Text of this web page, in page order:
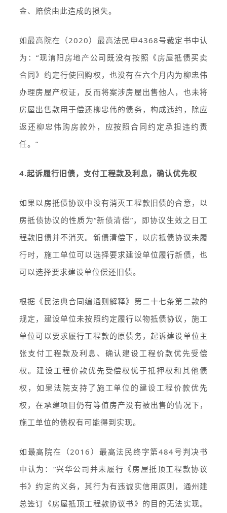
金、赔偿由此造成的损失。
如最高院在（2020）最高法民申4368号裁定书中认
为：“现淯阳房地产公司既没有按照《房屋抵债买卖
合同》约定行使回购权，也没有在六个月内为柳忠伟
办理房屋产权证，反而将案涉房屋出售他人，也未将
房屋出售款用于偿还柳忠伟的债务，构成违约，除应
返还柳忠伟购房款外，应按照合同约定承担违约责
任。”
4.起诉履行旧债，支付工程款及利息，确认优先权
如果以房抵债协议中没有消灭工程款旧债的合意，以
房抵债协议的性质为“新债清偿”，即协议生效之日工
程款旧债并不消灭。新债清偿下，以房抵债协议未履
行时，施工单位可以选择要求建设单位履行新债，也
可以选择要求建设单位偿还旧债。
根据《民法典合同编通则解释》第二十七条第二款的
规定，建设单位未按照约定履行以物抵债协议，施工
单位可以要求履行工程款的原债务，起诉建设单位主
张支付工程款及利息、确认建设工程价款优先受偿
权。建设工程价款优先受偿权优于抵押权和其他债
权，如果法院支持了施工单位的建设工程价款优先
权，在承建项目仍有等值房产没有被出售的情况下，
施工单位的债权有可能得到实现。
如最高院在（2016）最高法民终字第484号判决书
中认为：“兴华公司并未履行《房屋抵顶工程款协议
书》约定的义务，其行为有违诚实信用原则，通州建
总签订《房屋抵顶工程款协议书》的目的无法实现。